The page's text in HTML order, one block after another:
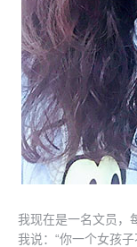
我现在是一名文员，
我说：“你一个女孩